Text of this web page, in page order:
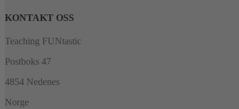
KONTAKT OSS
Teaching FUNtastic
Postboks 47
4854 Nedenes
Norge